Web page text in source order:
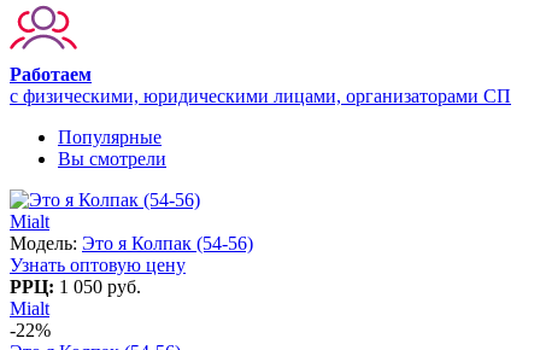
Работаем
с физическими, юридическими лицами, организаторами СП
Популярные
Вы смотрели
Mialt
Модель: Это я Колпак (54-56)
Узнать оптовую цену
РРЦ: 1 050 руб.
Mialt
-22%